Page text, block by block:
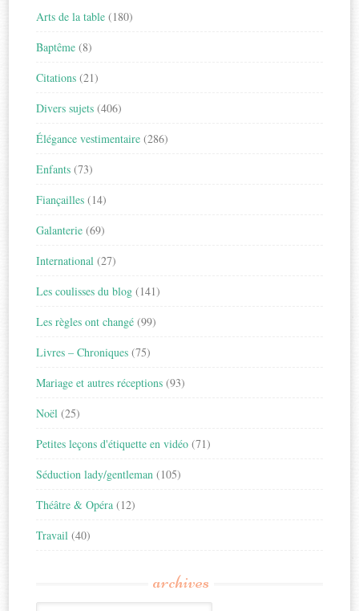
Arts de la table (180)
Baptême (8)
Citations (21)
Divers sujets (406)
Élégance vestimentaire (286)
Enfants (73)
Fiançailles (14)
Galanterie (69)
International (27)
Les coulisses du blog (141)
Les règles ont changé (99)
Livres – Chroniques (75)
Mariage et autres réceptions (93)
Noël (25)
Petites leçons d'étiquette en vidéo (71)
Séduction lady/gentleman (105)
Théâtre & Opéra (12)
Travail (40)
archives